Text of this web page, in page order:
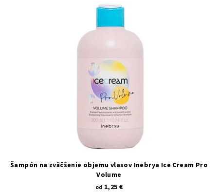
Šampón na zväčšenie objemu vlasov Inebrya Ice Cream Pro
Volume
od 1,25 €